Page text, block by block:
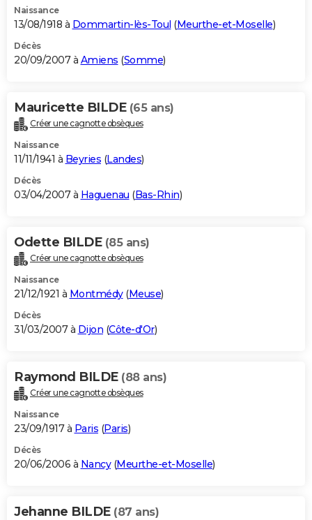
Naissance
13/08/1918 à Dommartin-lès-Toul (Meurthe-et-Moselle)
Décès
20/09/2007 à Amiens (Somme)
Mauricette BILDE (65 ans)
Créer une cagnotte obsèques
Naissance
11/11/1941 à Beyries (Landes)
Décès
03/04/2007 à Haguenau (Bas-Rhin)
Odette BILDE (85 ans)
Créer une cagnotte obsèques
Naissance
21/12/1921 à Montmédy(Meuse)
Décès
31/03/2007 à Dijon (Côte-d'Or)
Raymond BILDE (88 ans)
Créer une cagnotte obsèques
Naissance
23/09/1917 à Paris (Paris)
Décès
20/06/2006 à Nancy(Meurthe-et-Moselle)
Jehanne BILDE (87 ans)